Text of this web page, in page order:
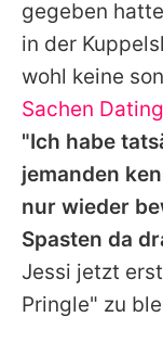
gegeben
in der
wohl keine
Sachen Dating
"Ich habe
jemanden
nur wieder
Spasten da
Jessi jetzt
Pringle" zu